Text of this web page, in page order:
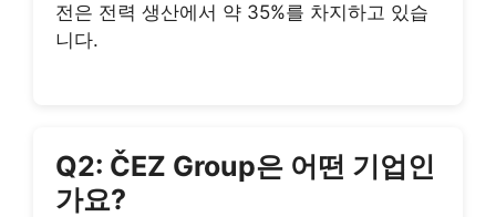
전은 전력 생산에서 약 35%를 차지하고 있습
니다.
Q2: ČEZ Group은 어떤 기업인
가요?